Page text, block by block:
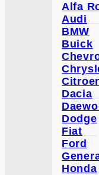
Alfa
Audi
BMW
Buick
Dacia
Dodge
Fiat
Ford
Honda